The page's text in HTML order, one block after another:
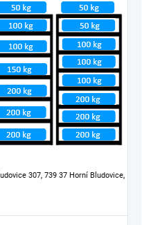
307, 739 37 Horní Bludovice,